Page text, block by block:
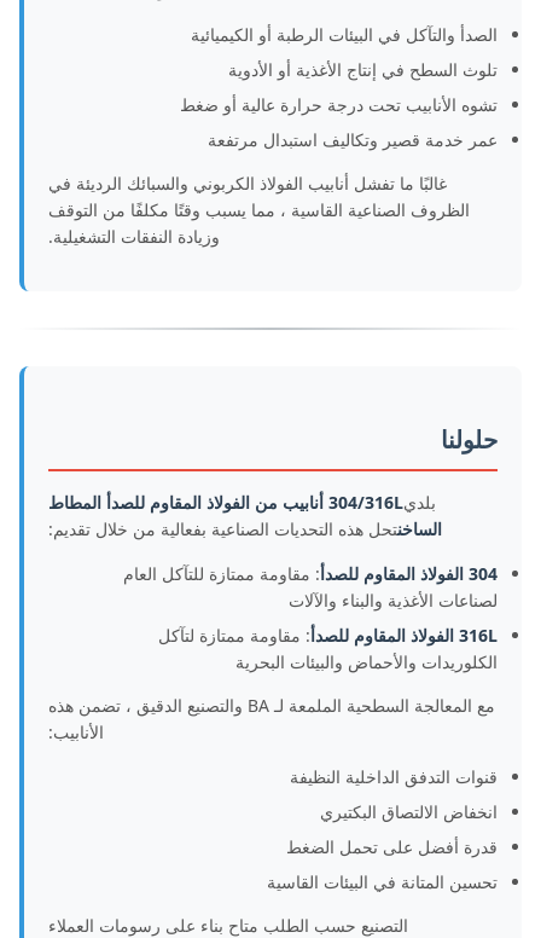
الصدأ والتآكل في البيئات الرطبة أو الكيميائية
تلوث السطح في إنتاج الأغذية أو الأدوية
تشوه الأنابيب تحت درجة حرارة عالية أو ضغط
عمر خدمة قصير وتكاليف استبدال مرتفعة
غالبًا ما تفشل أنابيب الفولاذ الكربوني والسبائك الرديئة في
الظروف الصناعية القاسية ، مما يسبب وقتًا مكلفًا من التوقف
وزيادة النفقات التشغيلية.
حلولنا
304/316L أنابيب من الفولاذ المقاوم للصدأ المطاط
الساخنتحل هذه التحديات الصناعية بفعالية من خلال تقديم:
304 الفولاذ المقاوم للصدأ
: مقاومة ممتازة للتآكل العام
لصناعات الأغذية والبناء والآلات
316L الفولاذ المقاوم للصدأ
: مقاومة ممتازة لتآكل
الكلوريدات والأحماض والبيئات البحرية
مع المعالجة السطحية الملمعة لـ BA والتصنيع الدقيق ، تضمن هذه
الأنابيب:
قنوات التدفق الداخلية النظيفة
انخفاض الالتصاق البكتيري
قدرة أفضل على تحمل الضغط
تحسين المتانة في البيئات القاسية
التصنيع حسب الطلب متاح بناء على رسومات العملاء